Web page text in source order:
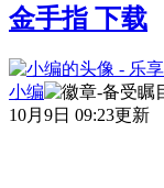
金手指 下载
小编
10月9日 09:23更新